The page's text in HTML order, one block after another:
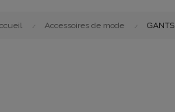
Accessoires de mode GANTS